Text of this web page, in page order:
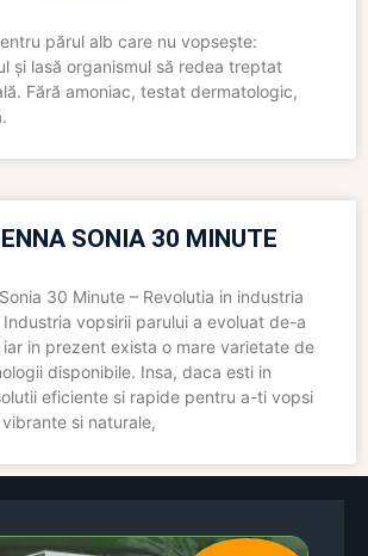
părul alb care nu vopsește:
și lasă organismul să redea treptat
Fără amoniac, testat dermatologic,
SONIA 30 MINUTE
30 Minute – Revolutia in industria
vopsirii parului a evoluat de-a
in prezent exista o mare varietate de
disponibile. Insa, daca esti in
eficiente si rapide pentru a-ti vopsi
si naturale,